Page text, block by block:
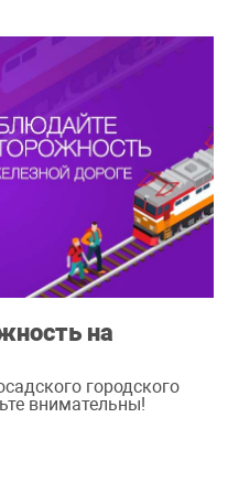
на
городского
внимательны!